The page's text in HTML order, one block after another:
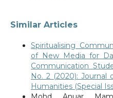
Similar Articles
Spiritualising
of New Media for
Communication
No. 2 (2020): Journal
Humanities (Special